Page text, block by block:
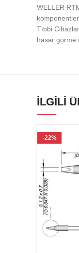
WELLER
Tıbbi
hasar görme
İLGILI
-22%